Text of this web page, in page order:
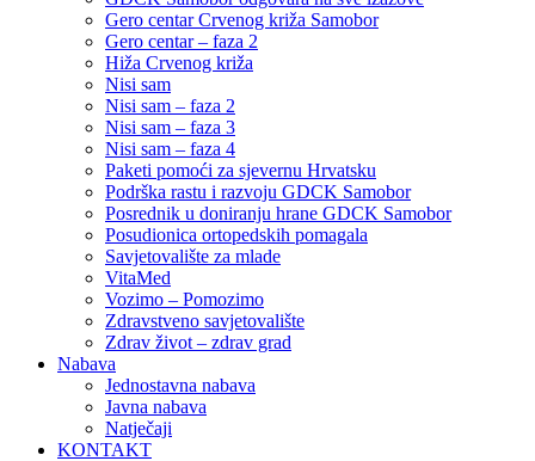
Gero centar Crvenog križa Samobor
Gero centar – faza 2
Hiža Crvenog križa
Nisi sam
Nisi sam – faza 2
Nisi sam – faza 3
Nisi sam – faza 4
Paketi pomoći za sjevernu Hrvatsku
Podrška rastu i razvoju GDCK Samobor
Posrednik u doniranju hrane GDCK Samobor
Posudionica ortopedskih pomagala
Savjetovalište za mlade
VitaMed
Vozimo – Pomozimo
Zdravstveno savjetovalište
Zdrav život – zdrav grad
Nabava
Jednostavna nabava
Javna nabava
Natječaji
KONTAKT